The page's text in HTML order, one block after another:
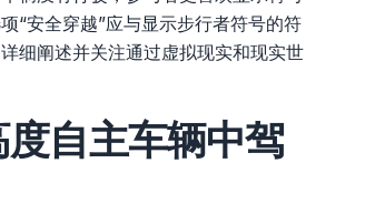
“安全穿越”应与显示步行者符号的符
细阐述并关注通过虚拟现实和现实世
自主车辆中驾